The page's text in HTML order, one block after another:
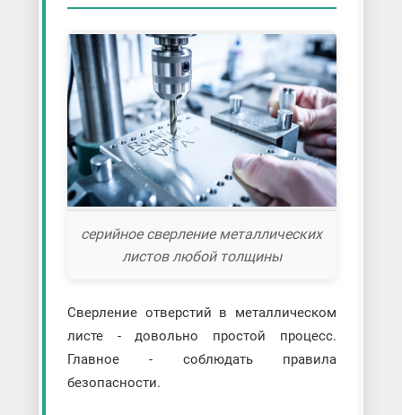
серийное сверление металлических
листов любой толщины
Сверление отверстий в металлическом
листе - довольно простой процесс.
Главное - соблюдать правила
безопасности.